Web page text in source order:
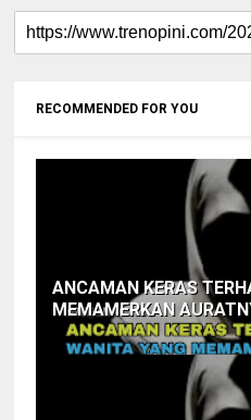
RECOMMENDED FOR YOU
ANCAMAN KERAS
MEMAMERKAN